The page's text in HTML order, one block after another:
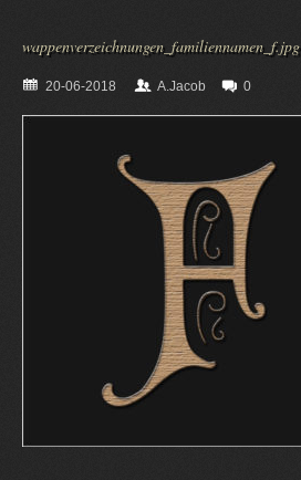
wappenverzeichnungen_familiennamen_f.jpg
20-06-2018 A.Jacob 0